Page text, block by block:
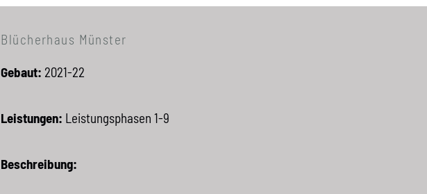
Blücherhaus Münster
Gebaut: 2021-22
Leistungen: Leistungsphasen 1-9
Beschreibung: